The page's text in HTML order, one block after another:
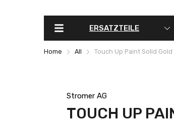
ERSATZTEILE
Home All Touch Up Paint Solid Gold
Stromer AG
TOUCH UP